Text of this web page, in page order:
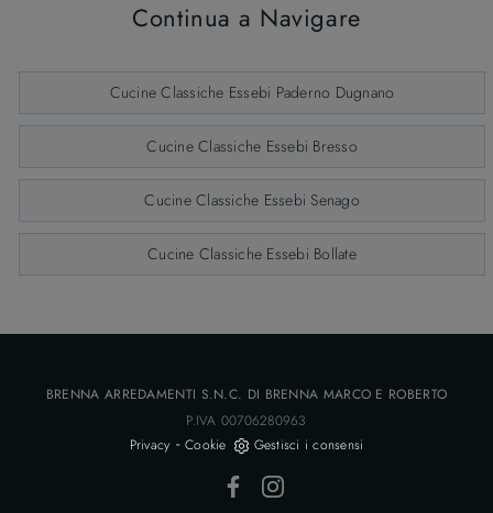
Continua a Navigare
Cucine Classiche Essebi Paderno Dugnano
Cucine Classiche Essebi Bresso
Cucine Classiche Essebi Senago
Cucine Classiche Essebi Bollate
BRENNA ARREDAMENTI S.N.C. DI BRENNA MARCO E ROBERTO
P.IVA 00706280963
Privacy -Cookie Gestisci i consensi